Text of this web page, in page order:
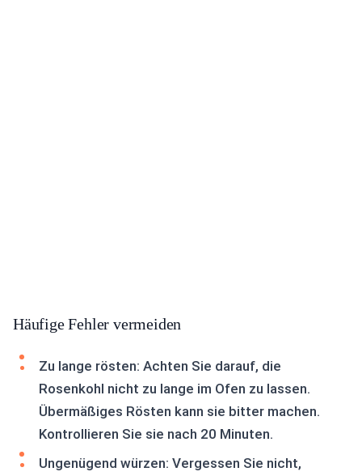
Häufige Fehler vermeiden
Zu lange rösten: Achten Sie darauf, die
Rosenkohl nicht zu lange im Ofen zu lassen.
Übermäßiges Rösten kann sie bitter machen.
Kontrollieren Sie sie nach 20 Minuten.
Ungenügend würzen: Vergessen Sie nicht,